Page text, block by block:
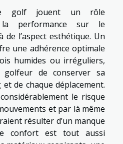
golf jouent un rôle
la performance sur le
de l’aspect esthétique. Un
une adhérence optimale
humides ou irréguliers,
de conserver sa
de chaque déplacement.
le risque
et par là même
résulter d’un manque
confort est tout aussi